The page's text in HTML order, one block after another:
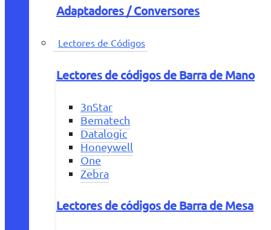
Adaptadores / Conversores
Lectores de Códigos
Lectores de códigos de Barra de Mano
3nStar
Bematech
Datalogic
Honeywell
One
Zebra
Lectores de códigos de Barra de Mesa